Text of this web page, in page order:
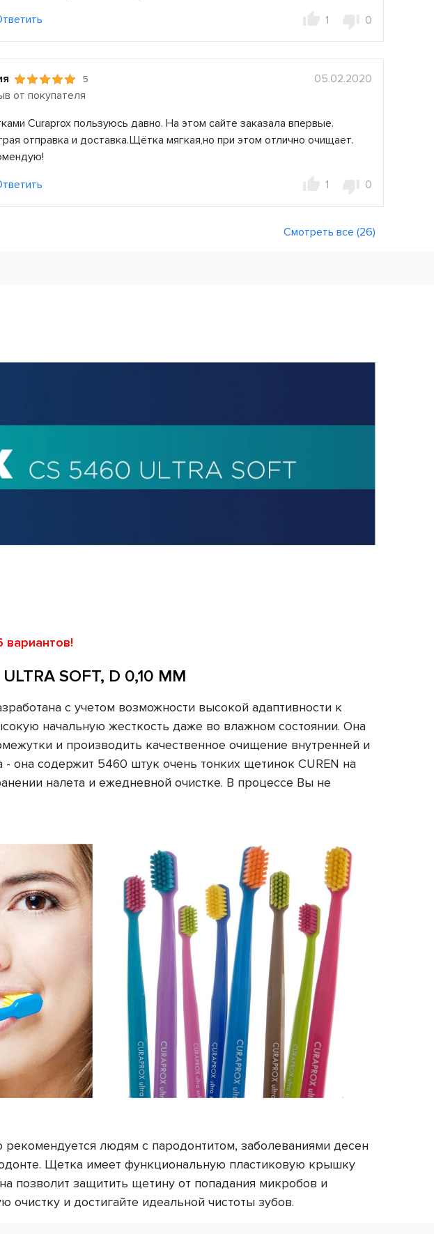
1 0
5
от покупателя
05.02.2020
Curaprox пользуюсь давно. На этом сайте заказала впервые.
отправка и доставка.Щётка мягкая,но при этом отлично очищает.
1 0
Смотреть все (26)
вариантов!
SOFT, D 0,10 ММ
с учетом возможности высокой адаптивности к
начальную жесткость даже во влажном состоянии. Она
и производить качественное очищение внутренней и
она ​​содержит 5460 штук очень тонких щетинок CUREN на
налета и ежедневной очистке. В процессе Вы не
людям с пародонтитом, заболеваниями десен
Щетка имеет функциональную пластиковую крышку
позволит защитить щетину от попадания микробов и
и достигайте идеальной чистоты зубов.